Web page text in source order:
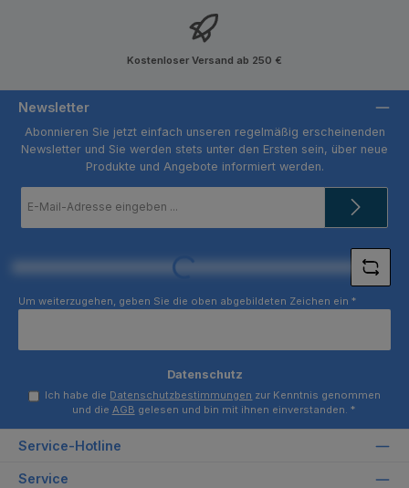
Kostenloser Versand ab 250 €
Newsletter
Abonnieren Sie jetzt einfach unseren regelmäßig erscheinenden
Newsletter und Sie werden stets unter den Ersten sein, über neue
Produkte und Angebote informiert werden.
Mail-
Loading...
Um weiterzugehen, geben Sie die oben abgebildeten Zeichen ein *
Datenschutz
Ich habe die Datenschutzbestimmungen zur Kenntnis genommen
und die AGB gelesen und bin mit ihnen einverstanden. *
Service-Hotline
Service